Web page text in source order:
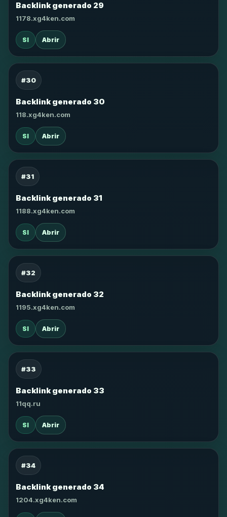
Backlink generado 29
1178.xg4ken.com
SI Abrir
#30
Backlink generado 30
118.xg4ken.com
SI Abrir
#31
Backlink generado 31
1188.xg4ken.com
SI Abrir
#32
Backlink generado 32
1195.xg4ken.com
SI Abrir
#33
Backlink generado 33
11qq.ru
SI Abrir
#34
Backlink generado 34
1204.xg4ken.com